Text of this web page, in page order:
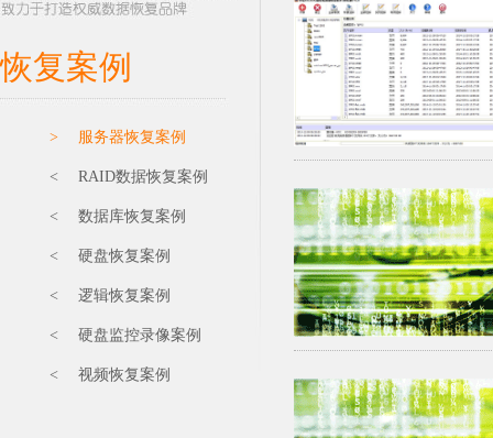
恢复案例
> 服务器恢复案例
< RAID数据恢复案例
< 数据库恢复案例
< 硬盘恢复案例
< 逻辑恢复案例
< 硬盘监控录像案例
< 视频恢复案例